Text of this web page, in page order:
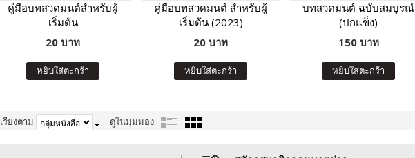
คู่มือบทสวดมนต์สำหรับผู้
เริ่มต้น
20 บาท
หยิบใส่ตะกร้า
คู่มือบทสวดมนต์ สำหรับผู้
เริ่มต้น (2023)
20 บาท
หยิบใส่ตะกร้า
บทสวดมนต์ ฉบับสมบูรณ์
(ปกแข็ง)
150 บาท
หยิบใส่ตะกร้า
เรียงตาม ดูในมุมมอง: